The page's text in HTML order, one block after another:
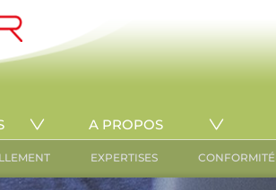
A PROPOS
EXPERTISES CONFORMITÉ